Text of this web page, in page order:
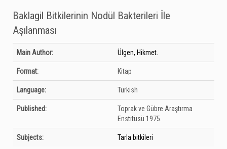
Baklagil Bitkilerinin Nodül Bakterileri İle
Aşılanması
Bibliographic Details
Main Author: Ülgen, Hikmet.
Format: Kitap
Language: Turkish
Published:
Toprak ve Gübre Araştırma
Enstitüsü 1975.
Subjects: Tarla bitkileri